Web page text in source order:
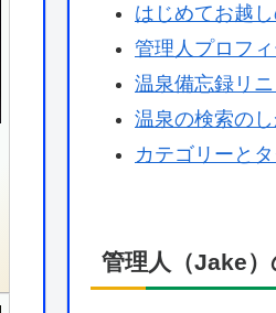
はじめてお越
管理人プロフ
温泉備忘録リ
温泉の検索の
カテゴリーと
管理人（Jake